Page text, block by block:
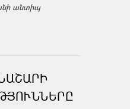
անտիպ